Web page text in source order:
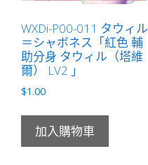
有
LB」
數
量
WXDi-P00-011 タウィル
＝シャボネス「紅色 輔
助分身 タウィル（塔維
爾） LV2 」
$1.00
加入購物車